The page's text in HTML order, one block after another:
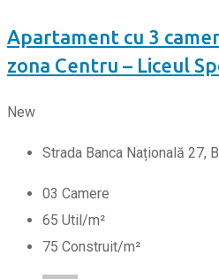
Apartament cu 3
zona Centru – Liceul
New
Strada Banca Națională 27,
03 Camere
65 Util/m²
75 Construit/m²